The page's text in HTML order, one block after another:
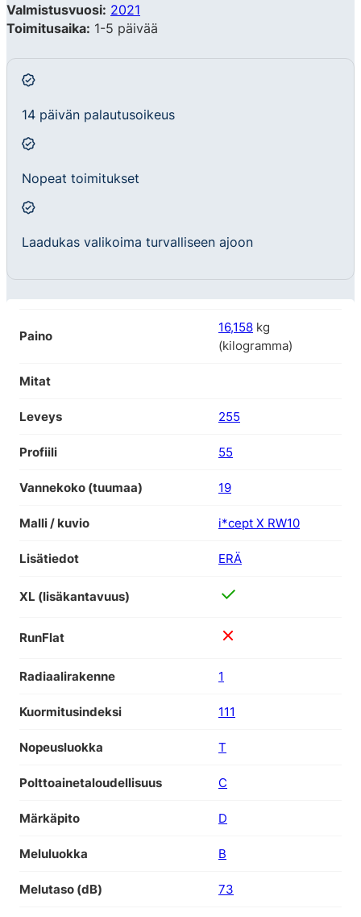
Valmistusvuosi: 2021
Toimitusaika: 1-5 päivää
14 päivän palautusoikeus
Nopeat toimitukset
Laadukas valikoima turvalliseen ajoon
Paino
16,158 kg
(kilogramma)
Mitat
Leveys 255
Profiili 55
Vannekoko (tuumaa) 19
Malli / kuvio i*cept X RW10
Lisätiedot ERÄ
XL (lisäkantavuus)
RunFlat
Radiaalirakenne 1
Kuormitusindeksi 111
Nopeusluokka T
Polttoainetaloudellisuus C
Märkäpito D
Meluluokka B
Melutaso (dB) 73